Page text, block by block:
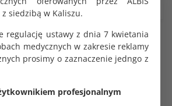
z siedzibą w Kaliszu.
regulację ustawy z dnia 7 kwietania
medycznych w zakresie reklamy
prosimy o zaznaczenie jedngo z
profesjonalnym
NOWOŚĆ